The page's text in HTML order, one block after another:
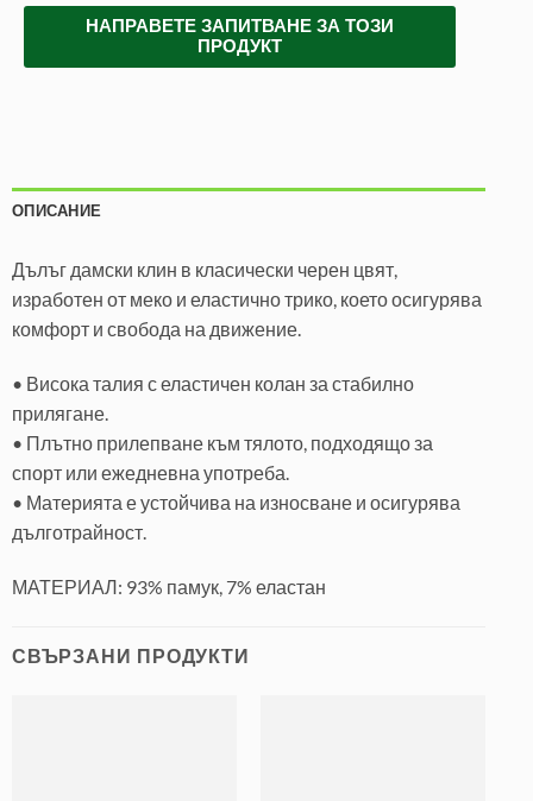
НАПРАВЕТЕ ЗАПИТВАНЕ ЗА ТОЗИ
ПРОДУКТ
ОПИСАНИЕ
Дълъг дамски клин в класически черен цвят,
изработен от меко и еластично трико, което осигурява
комфорт и свобода на движение.
• Висока талия с еластичен колан за стабилно
прилягане.
• Плътно прилепване към тялото, подходящо за
спорт или ежедневна употреба.
• Материята е устойчива на износване и осигурява
дълготрайност.
МАТЕРИАЛ: 93% памук, 7% еластан
СВЪРЗАНИ ПРОДУКТИ